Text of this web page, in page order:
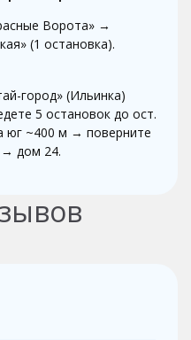
Ворота» →
(1 остановка).
город» (Ильинка)
5 остановок до ост.
юг ~400 м → поверните
→ дом 24.